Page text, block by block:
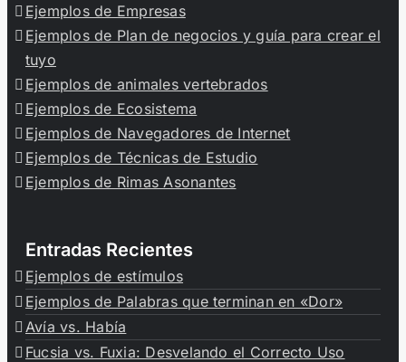
Ejemplos de Empresas
Ejemplos de Plan de negocios y guía para crear el
tuyo
Ejemplos de animales vertebrados
Ejemplos de Ecosistema
Ejemplos de Navegadores de Internet
Ejemplos de Técnicas de Estudio
Ejemplos de Rimas Asonantes
Entradas Recientes
Ejemplos de estímulos
Ejemplos de Palabras que terminan en «Dor»
Avía vs. Había
Fucsia vs. Fuxia: Desvelando el Correcto Uso